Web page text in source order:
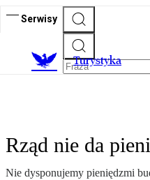
Serwisy
Turystyka
Rząd nie da
Nie dysponujemy pieniędzmi